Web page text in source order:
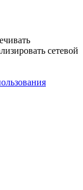
сетевой